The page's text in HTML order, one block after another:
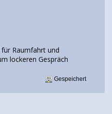
Raumfahrt und
lockeren Gespräch
Gespeichert